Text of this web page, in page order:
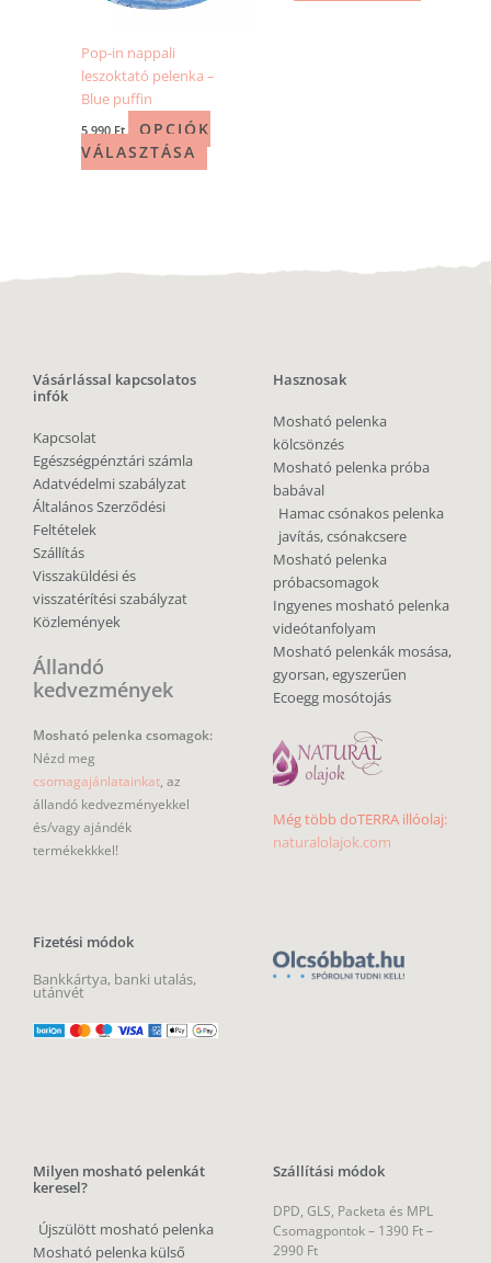
Pop-in nappali
leszoktató pelenka –
Blue puffin
5 990 Ft
OPCIÓK
VÁLASZTÁSA
Vásárlással kapcsolatos
infók
Kapcsolat
Egészségpénztári számla
Adatvédelmi szabályzat
Általános Szerződési
Feltételek
Szállítás
Visszaküldési és
visszatérítési szabályzat
Közlemények
Állandó
kedvezmények
Mosható pelenka csomagok:
Nézd meg
csomagajánlatainkat, az
állandó kedvezményekkel
és/vagy ajándék
termékekkkel!
Fizetési módok
Bankkártya, banki utalás,
utánvét
Hasznosak
Mosható pelenka
kölcsönzés
Mosható pelenka próba
babával
Hamac csónakos pelenka
javítás, csónakcsere
Mosható pelenka
próbacsomagok
Ingyenes mosható pelenka
videótanfolyam
Mosható pelenkák mosása,
gyorsan, egyszerűen
Ecoegg mosótojás
Még több doTERRA illóolaj:
naturalolajok.com
Milyen mosható pelenkát
keresel?
Újszülött mosható pelenka
Mosható pelenka külső
Szállítási módok
DPD, GLS, Packeta és MPL
Csomagpontok – 1390 Ft –
2990 Ft